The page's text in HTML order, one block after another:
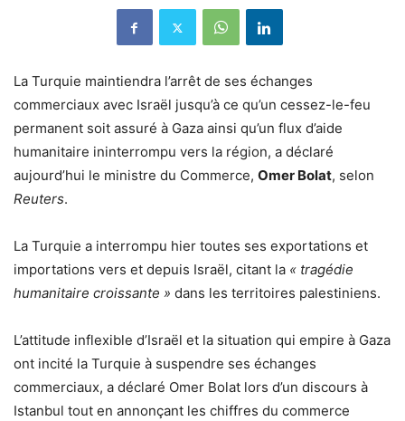
La Turquie maintiendra l’arrêt de ses échanges
commerciaux avec Israël jusqu’à ce qu’un cessez-le-feu
permanent soit assuré à Gaza ainsi qu’un flux d’aide
humanitaire ininterrompu vers la région, a déclaré
aujourd’hui le ministre du Commerce, Omer Bolat, selon
Reuters.
La Turquie a interrompu hier toutes ses exportations et
importations vers et depuis Israël, citant la « tragédie
humanitaire croissante » dans les territoires palestiniens.
L’attitude inflexible d’Israël et la situation qui empire à Gaza
ont incité la Turquie à suspendre ses échanges
commerciaux, a déclaré Omer Bolat lors d’un discours à
Istanbul tout en annonçant les chiffres du commerce